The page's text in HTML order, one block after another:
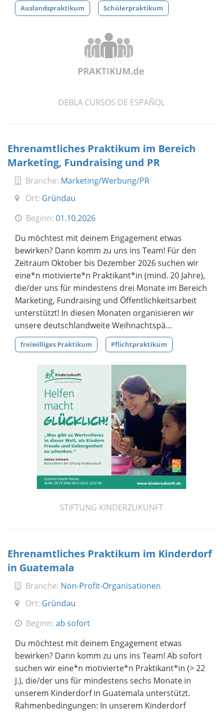
Auslandspraktikum Schülerpraktikum
DEBLA CURSOS DE ESPAÑOL
Ehrenamtliches Praktikum im Bereich
Marketing, Fundraising und PR
Branche: Marketing/Werbung/PR
Ort: Gründau
Beginn: 01.10.2026
Du möchtest mit deinem Engagement etwas
bewirken? Dann komm zu uns ins Team! Für den
Zeitraum Oktober bis Dezember 2026 suchen wir
eine*n motivierte*n Praktikant*in (mind. 20 Jahre),
die/der uns für mindestens drei Monate im Bereich
Marketing, Fundraising und Öffentlichkeitsarbeit
unterstützt! In diesen Monaten organisieren wir
unsere deutschlandweite Weihnachtspä...
freiwilliges Praktikum Pflichtpraktikum
STIFTUNG KINDERZUKUNFT
Ehrenamtliches Praktikum im Kinderdorf
in Guatemala
Branche: Non-Profit-Organisationen
Ort: Gründau
Beginn: ab sofort
Du möchtest mit deinem Engagement etwas
bewirken? Dann komm zu uns ins Team! Ab sofort
suchen wir eine*n motivierte*n Praktikant*in (> 22
J.), die/der uns für mindestens sechs Monate in
unserem Kinderdorf in Guatemala unterstützt.
Rahmenbedingungen: In unserem Kinderdorf